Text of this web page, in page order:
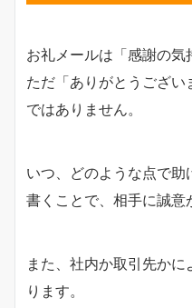
お礼メールは「感謝の気
ただ「ありがとうござ
ではありません。
いつ、どのような点で
書くことで、相手に誠意
また、社内か取引先か
ります。